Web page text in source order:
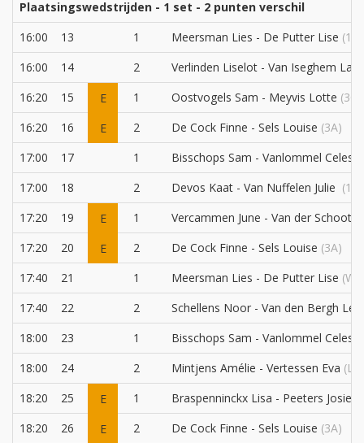
Plaatsingswedstrijden - 1 set - 2 punten verschil
16:00
13 1 Meersman Lies - De Putter Lise (1A)
16:00
14 2
Verlinden Liselot - Van Iseghem
16:20
15 E 1 Oostvogels Sam - Meyvis Lotte (3C)
16:20
16 E 2 De Cock Finne - Sels Louise (3A)
17:00
17 1
Bisschops Sam - Vanlommel
17:00
18 2 Devos Kaat - Van Nuffelen Julie (1D)
17:20
19 E 1
Vercammen June - Van der Schoot
17:20
20 E 2 De Cock Finne - Sels Louise (3A)
17:40
21 1 Meersman Lies - De Putter Lise
17:40
22 2
Schellens Noor - Van den Bergh
18:00
23 1
Bisschops Sam - Vanlommel
18:00
24 2 Mintjens Amélie - Vertessen Eva
18:20
25 E 1 Braspenninckx Lisa - Peeters Josien
18:20
26 E 2 De Cock Finne - Sels Louise (3A)